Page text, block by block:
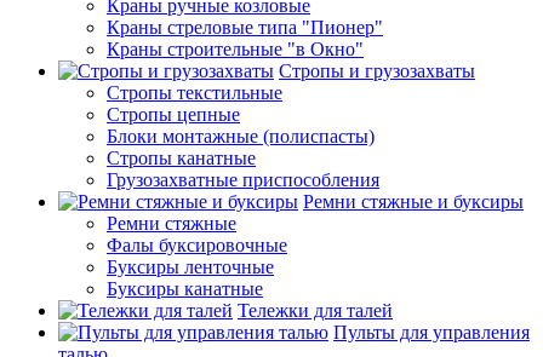
Краны ручные козловые
Краны стреловые типа "Пионер"
Краны строительные "в Окно"
Стропы и грузозахваты
Стропы текстильные
Стропы цепные
Блоки монтажные (полиспасты)
Стропы канатные
Грузозахватные приспособления
Ремни стяжные и буксиры
Ремни стяжные
Фалы буксировочные
Буксиры ленточные
Буксиры канатные
Тележки для талей
Пульты для управления